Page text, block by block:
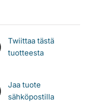
Twiittaa tästä
tuotteesta
Jaa tuote
sähköpostilla